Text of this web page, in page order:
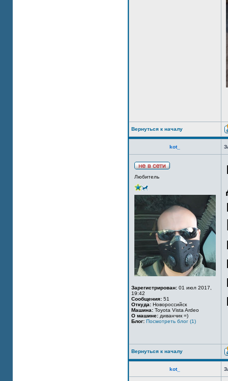
Вернуться к началу
kot_
Любитель
Зарегистрирован: 01 июл 2017,
19:42
Сообщения: 51
Откуда: Новороссийск
Машина: Toyota Vista Ardeo
О машине: диванчик =)
Блог: Посмотреть блог (1)
Вернуться к началу
kot_